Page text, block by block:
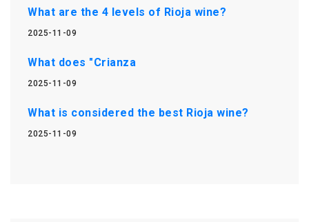
What are the 4 levels of Rioja wine?
2025-11-09
What does "Crianza
2025-11-09
What is considered the best Rioja wine?
2025-11-09